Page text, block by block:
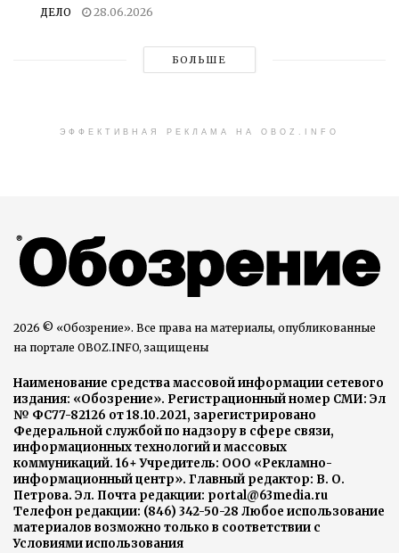
ДЕЛО 28.06.2026
БОЛЬШЕ
ЭФФЕКТИВНАЯ РЕКЛАМА НА OBOZ.INFO
2026 © «Обозрение». Все права на материалы, опубликованные
на портале OBOZ.INFO, защищены
Наименование средства массовой информации сетевого
издания: «Обозрение». Регистрационный номер СМИ: Эл
№ ФС77-82126 от 18.10.2021, зарегистрировано
Федеральной службой по надзору в сфере связи,
информационных технологий и массовых
коммуникаций. 16+ Учредитель: ООО «Рекламно-
информационный центр». Главный редактор: В. О.
Петрова. Эл. Почта редакции: portal@63media.ru
Телефон редакции: (846) 342-50-28 Любое использование
материалов возможно только в соответствии с
Условиями использования